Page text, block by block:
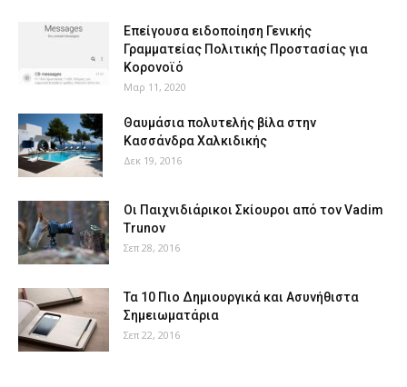
Επείγουσα ειδοποίηση Γενικής
Γραμματείας Πολιτικής Προστασίας για
Κορονοϊό
Μαρ 11, 2020
Θαυμάσια πολυτελής βίλα στην
Κασσάνδρα Χαλκιδικής
Δεκ 19, 2016
Οι Παιχνιδιάρικοι Σκίουροι από τον Vadim
Trunov
Σεπ 28, 2016
Τα 10 Πιο Δημιουργικά και Ασυνήθιστα
Σημειωματάρια
Σεπ 22, 2016